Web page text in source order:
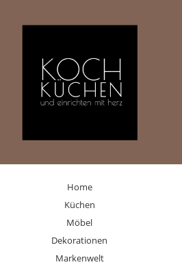
Home
Küchen
Möbel
Dekorationen
Markenwelt